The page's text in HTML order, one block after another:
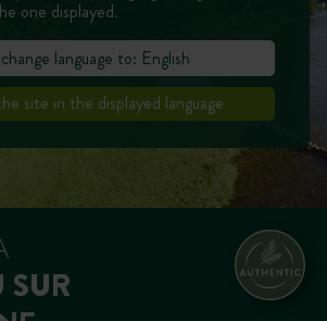
SUR
one displayed.
language to: English
site in the displayed language